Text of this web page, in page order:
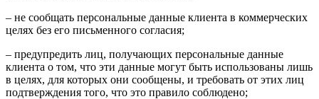
– не сообщать персональные данные клиента в коммерческих
целях без его письменного согласия;
– предупредить лиц, получающих персональные данные
клиента о том, что эти данные могут быть использованы лишь
в целях, для которых они сообщены, и требовать от этих лиц
подтверждения того, что это правило соблюдено;